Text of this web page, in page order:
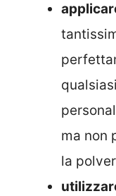
ma non
la